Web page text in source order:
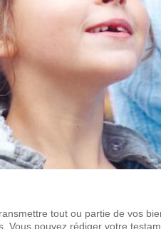
tout ou partie de vos
Vous pouvez rédiger votre